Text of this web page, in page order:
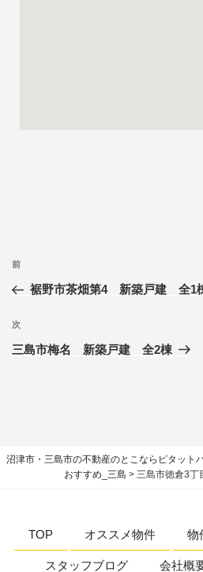
前
裾野市茶畑第4 新築戸建 全1
次
三島市梅名 新築戸建 全2棟
沼津市・三島市の不動産のとこならピタット
おすすめ_三島 > 三島市徳倉3
TOP オススメ物件 物
スタッフブログ 会社概